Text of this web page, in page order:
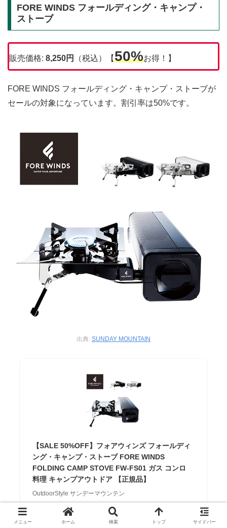
FORE WINDS フォールディング・キャンプ・
ストーブ
販売価格: 8,250円 （税込）【50%お得！】
FORE WINDS フォールディング・キャンプ・ストーブが
セールの対象になっています。割引率は50%です。
出典: SUNDAY MOUNTAIN
【SALE 50%OFF】フォアウィンズ フォールディ
ング・キャンプ・ストーブ FORE WINDS
FOLDING CAMP STOVE FW-FS01 ガス コンロ
料理 キャンプアウトドア 【正規品】
OutdoorStyle サンデーマウンテン
楽天で探す
メニュー ホーム 検索 トップ サイドバー